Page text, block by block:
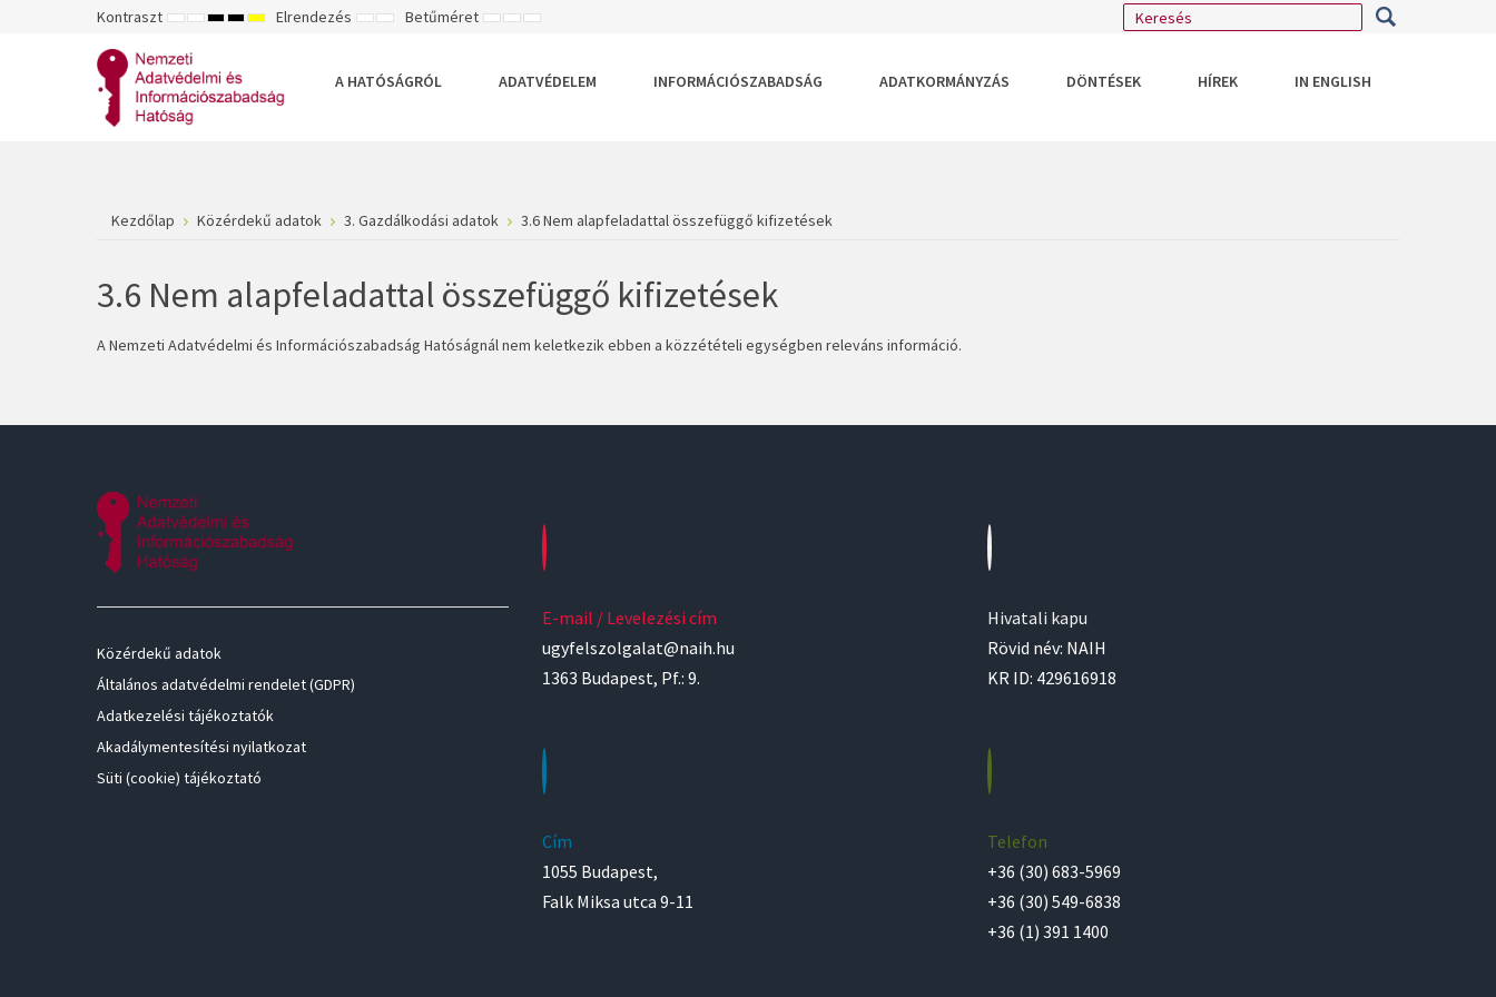
Kontraszt ALAPÉRTELMEZETT
ÉJSZAKAI
NAGY
FEHÉR
MÓD
NAGY
SÁRGA
MÓD
NAGY
MÓD
Elrendezés RÖGZÍTETT
SZÉLES
Betűméret KISEBB
ALAPÉRTELMEZETT
NAGYOBB
A HATÓSÁGRÓL
ADATVÉDELEM INFORMÁCIÓSZABADSÁG ADATKORMÁNYZÁS DÖNTÉSEK HÍREK IN ENGLISH
Kezdőlap Közérdekű adatok 3. Gazdálkodási adatok 3.6 Nem alapfeladattal összefüggő kifizetések
3.6 Nem alapfeladattal összefüggő kifizetések
A Nemzeti Adatvédelmi és Információszabadság Hatóságnál nem keletkezik ebben a közzétételi egységben releváns információ.
Közérdekű adatok
Általános adatvédelmi rendelet (GDPR)
Adatkezelési tájékoztatók
Akadálymentesítési nyilatkozat
Süti (cookie) tájékoztató
E-mail / Levelezési cím
ugyfelszolgalat@naih.hu
1363 Budapest, Pf.: 9.
Cím
1055 Budapest,
Falk Miksa utca 9-11
Hivatali kapu
Rövid név: NAIH
KR ID: 429616918
Telefon
+36 (30) 683-5969
+36 (30) 549-6838
+36 (1) 391 1400